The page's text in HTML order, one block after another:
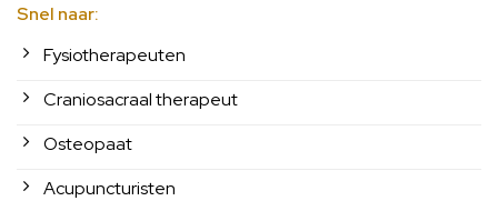
Snel naar:
Fysiotherapeuten
Craniosacraal therapeut
Osteopaat
Acupuncturisten